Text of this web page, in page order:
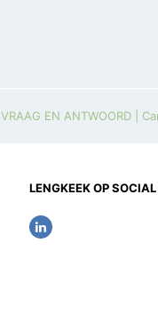
VRAAG EN ANTWOORD |
LENGKEEK OP